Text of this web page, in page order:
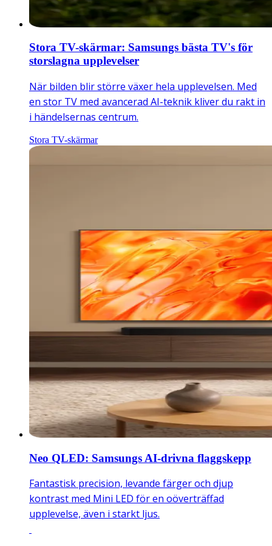
Stora TV-skärmar: Samsungs bästa TV's för
storslagna upplevelser
När bilden blir större växer hela upplevelsen. Med
en stor TV med avancerad AI-teknik kliver du rakt in
i händelsernas centrum.
Stora TV-skärmar
Neo QLED: Samsungs AI-drivna flaggskepp
Fantastisk precision, levande färger och djup
kontrast med Mini LED för en oöverträffad
upplevelse, även i starkt ljus.